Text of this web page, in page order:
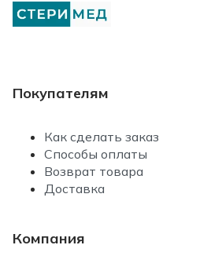
Покупателям
Как сделать заказ
Способы оплаты
Возврат товара
Доставка
Компания